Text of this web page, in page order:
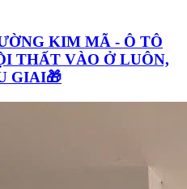
KIM MÃ - Ô TÔ
THẤT VÀO Ở LUÔN,
GIAI🎁